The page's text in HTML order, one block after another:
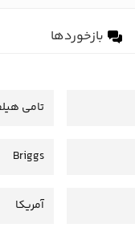
بازخوردها
تامی
Briggs
آمریکا